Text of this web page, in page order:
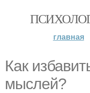
главная
Как
мыслей?